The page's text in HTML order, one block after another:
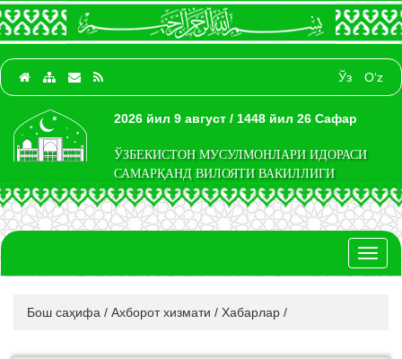
Ўз O‘z
2026 йил 9 август / 1448 йил 26 Сафар
ЎЗБЕКИСТОН МУСУЛМОНЛАРИ ИДОРАСИ
САМАРҚАНД ВИЛОЯТИ ВАКИЛЛИГИ
Бош саҳифа / Ахборот хизмати / Хабарлар /